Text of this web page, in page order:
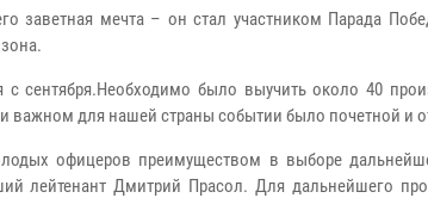
заветная мечта – он стал участником Парада
с сентября.Необходимо было выучить около 40
важном для нашей страны событии было почетной и
офицеров преимуществом в выборе
лейтенант Дмитрий Прасол. Для дальнейшего